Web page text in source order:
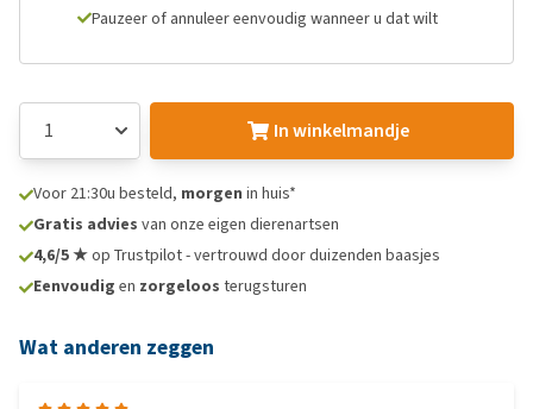
Pauzeer of annuleer eenvoudig wanneer u dat wilt
In winkelmandje
Voor 21:30u besteld, morgen in huis*
Gratis advies van onze eigen dierenartsen
4,6/5 ★op Trustpilot - vertrouwd door duizenden baasjes
Eenvoudig en zorgeloos terugsturen
Wat anderen zeggen